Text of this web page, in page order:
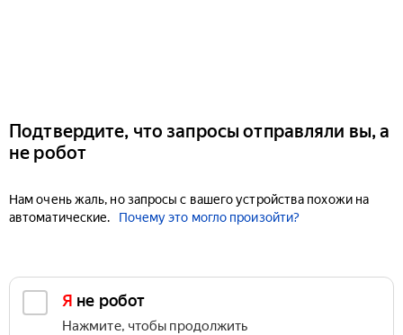
Подтвердите, что запросы отправляли вы, а
не робот
Нам очень жаль, но запросы с вашего устройства похожи на
автоматические.
Почему это могло произойти?
Я не робот
Нажмите, чтобы продолжить